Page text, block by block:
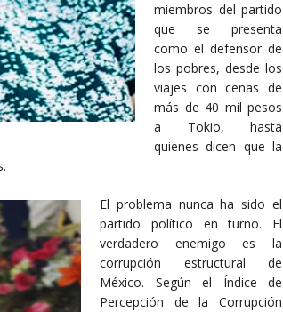
miembros del partido
que se presenta
como el defensor de
los pobres, desde los
viajes con cenas de
más de 40 mil pesos
a Tokio, hasta
quienes dicen que la
El problema nunca ha sido el
partido político en turno. El
verdadero enemigo es la
corrupción estructural de
México. Según el Índice de
Percepción de la Corrupción